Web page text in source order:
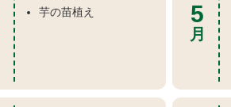
芋の苗植え
5
月